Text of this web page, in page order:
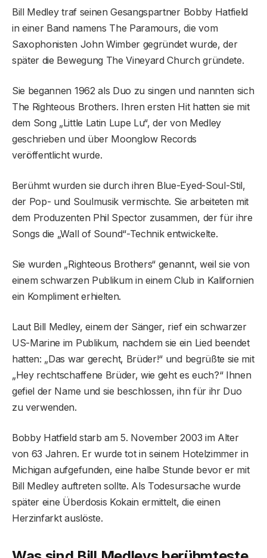
Bill Medley traf seinen Gesangspartner Bobby Hatfield
in einer Band namens The Paramours, die vom
Saxophonisten John Wimber gegründet wurde, der
später die Bewegung The Vineyard Church gründete.
Sie begannen 1962 als Duo zu singen und nannten sich
The Righteous Brothers. Ihren ersten Hit hatten sie mit
dem Song „Little Latin Lupe Lu“, der von Medley
geschrieben und über Moonglow Records
veröffentlicht wurde.
Berühmt wurden sie durch ihren Blue-Eyed-Soul-Stil,
der Pop- und Soulmusik vermischte. Sie arbeiteten mit
dem Produzenten Phil Spector zusammen, der für ihre
Songs die „Wall of Sound“-Technik entwickelte.
Sie wurden „Righteous Brothers“ genannt, weil sie von
einem schwarzen Publikum in einem Club in Kalifornien
ein Kompliment erhielten.
Laut Bill Medley, einem der Sänger, rief ein schwarzer
US-Marine im Publikum, nachdem sie ein Lied beendet
hatten: „Das war gerecht, Brüder!“ und begrüßte sie mit
„Hey rechtschaffene Brüder, wie geht es euch?“ Ihnen
gefiel der Name und sie beschlossen, ihn für ihr Duo
zu verwenden.
Bobby Hatfield starb am 5. November 2003 im Alter
von 63 Jahren. Er wurde tot in seinem Hotelzimmer in
Michigan aufgefunden, eine halbe Stunde bevor er mit
Bill Medley auftreten sollte. Als Todesursache wurde
später eine Überdosis Kokain ermittelt, die einen
Herzinfarkt auslöste.